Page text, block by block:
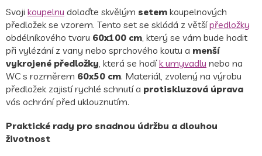
Svoji koupelnu dolaďte skvělým setem koupelnových
předložek se vzorem. Tento set se skládá z většípředložky
obdélníkového tvaru 60x100 cm, který se vám bude hodit
při vylézání z vany nebo sprchového koutu a menší
vykrojené předložky, která se hodík umyvadlu nebo na
WC s rozměrem 60x50 cm. Materiál, zvolený na výrobu
předložek zajistí rychlé schnutí a protiskluzová úprava
vás ochrání před uklouznutím.
Praktické rady pro snadnou údržbu a dlouhou
životnost